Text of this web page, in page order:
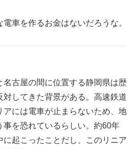
車を作るお金はないだろうな。
名古屋の間に位置する静岡県は歴
対してきた背景がある。高速鉄道
アには電車が止まらないため、地
事を恐れているらしい。約60年
起こったことだし、このリニア